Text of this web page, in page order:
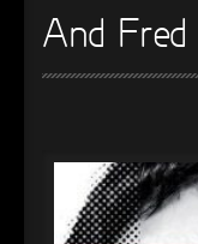
►
►
And Fred